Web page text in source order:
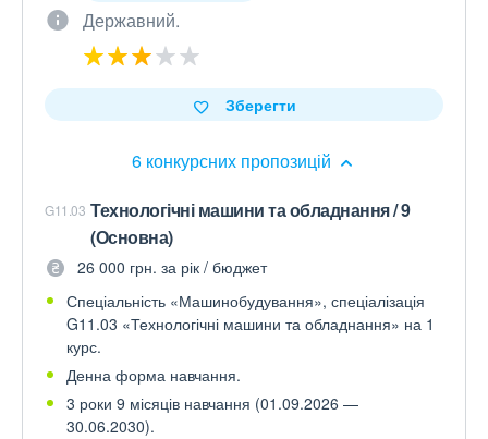
Державний.
6 конкурсних пропозицій
Зберегти
G11.03 Технологічні машини та обладнання / 9
(Основна)
26 000 грн. за рік / бюджет
Спеціальність «Машинобудування», спеціалізація
G11.03 «Технологічні машини та обладнання» на 1
курс.
Денна форма навчання.
3 роки 9 місяців навчання (01.09.2026 —
30.06.2030).